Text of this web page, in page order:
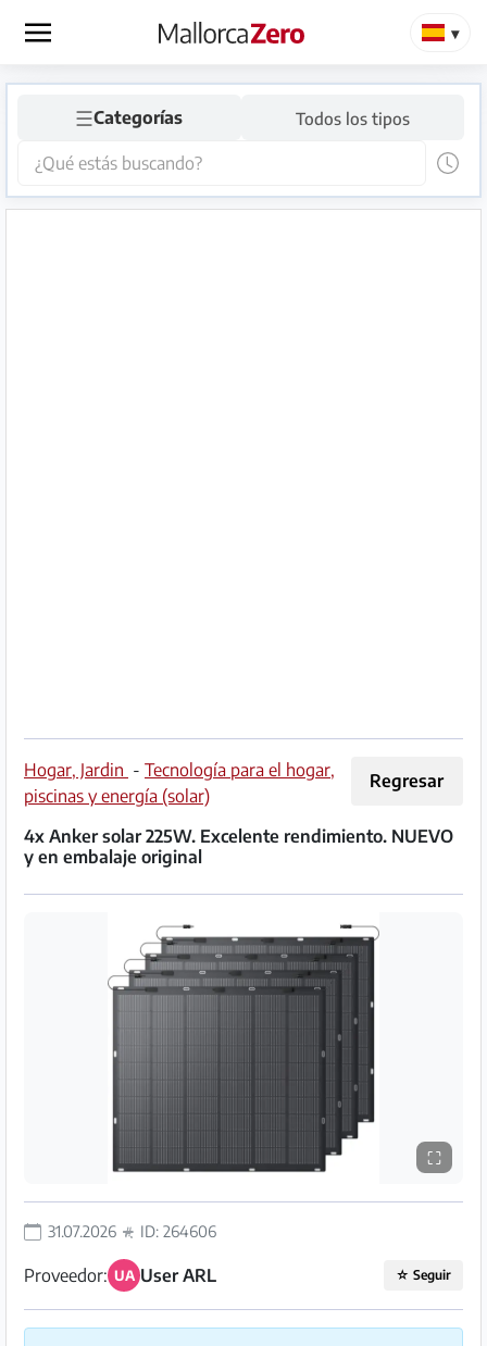
×
Página
inicio
Privacidad
de
uso
Preguntas
☰Categorías Todos los tipos
Regresar
Hogar, Jardin - Tecnología para el hogar,
piscinas y energía (solar)
4x Anker solar 225W. Excelente rendimiento. NUEVO
y en embalaje original
⛶
31.07.2026 ID: 264606
Proveedor: UA User ARL ☆ Seguir